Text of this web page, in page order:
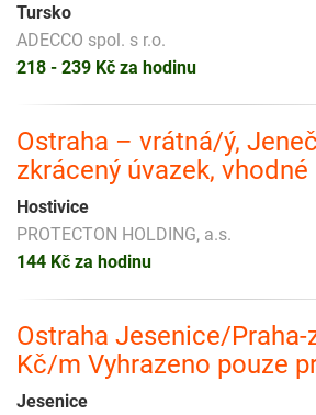
Tursko
ADECCO spol. s r.o.
218 - 239 Kč za hodinu
Ostraha – vrátná/ý,
zkrácený úvazek, vhodné
Hostivice
PROTECTON HOLDING, a.s.
144 Kč za hodinu
Ostraha Jesenice/Praha-
Kč/m Vyhrazeno pouze
Jesenice